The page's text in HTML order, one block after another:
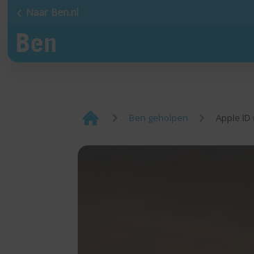
Naar Ben.nl
¡
Home Ben geholpen Apple